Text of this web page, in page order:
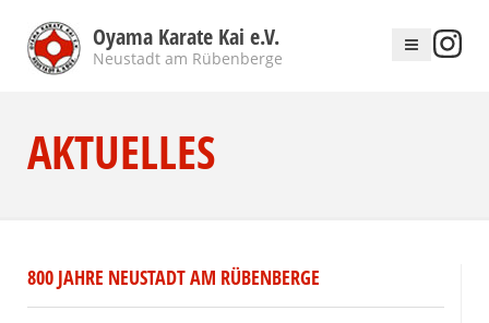
Oyama Karate Kai e.V.
Neustadt am Rübenberge
AKTUELLES
800 JAHRE NEUSTADT AM RÜBENBERGE